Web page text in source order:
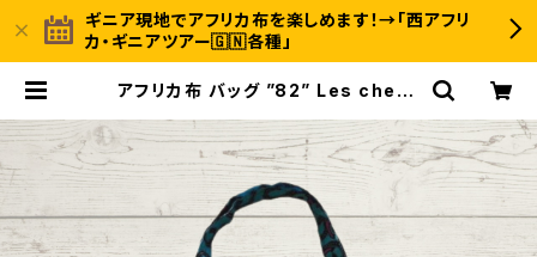
ギニア現地でアフリカ布を楽しめます！→「西アフリ
カ・ギニアツアー🇬🇳各種」
アフリカ布 バッグ ”82” Les cheva
ガ キテンゲ トートバッグ エコバッグ
ギニア フェアトレード INUWALIAF
RICA | 〈INUWALI AFRICA イヌワ
リアフリカ〉ギニア発のアフリカ布ファ
ッション＆ジャンベのオンラインスト
ア